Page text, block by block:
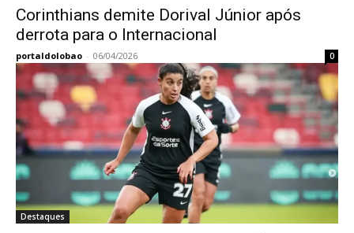
Corinthians demite Dorival Júnior após
derrota para o Internacional
portaldolobao - 06/04/2026 0
Destaques